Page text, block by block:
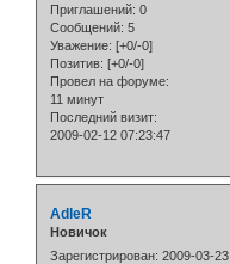
Приглашений: 0
Сообщений: 5
Уважение: [+0/-0]
Позитив: [+0/-0]
Провел на форуме:
11 минут
Последний визит:
2009-02-12 07:23:47
AdleR
Новичок
Зарегистрирован: 2009-03-23